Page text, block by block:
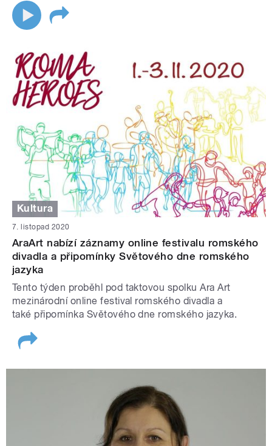
Kultura
7. listopad 2020
AraArt nabízí záznamy online festivalu romského
divadla a připomínky Světového dne romského
jazyka
Tento týden proběhl pod taktovou spolku Ara Art
mezinárodní online festival romského divadla a
také připomínka Světového dne romského jazyka.